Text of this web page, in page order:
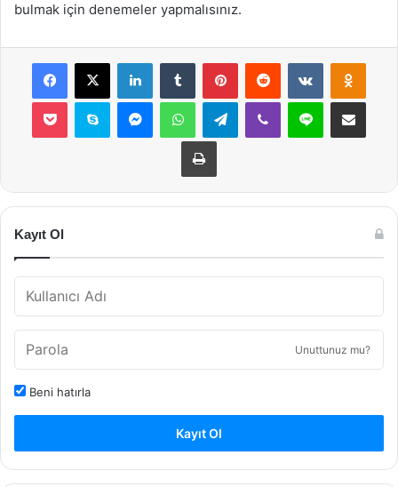
bulmak için denemeler yapmalısınız.
Facebook
X LinkedInTumblr PinterestReddit VKontakte
Pocket Skype MessengerWhatsAppTelegramViber Line E-Posta ile
Yazdır
Kayıt Ol
Unuttunuz mu?
Beni hatırla
Kayıt Ol